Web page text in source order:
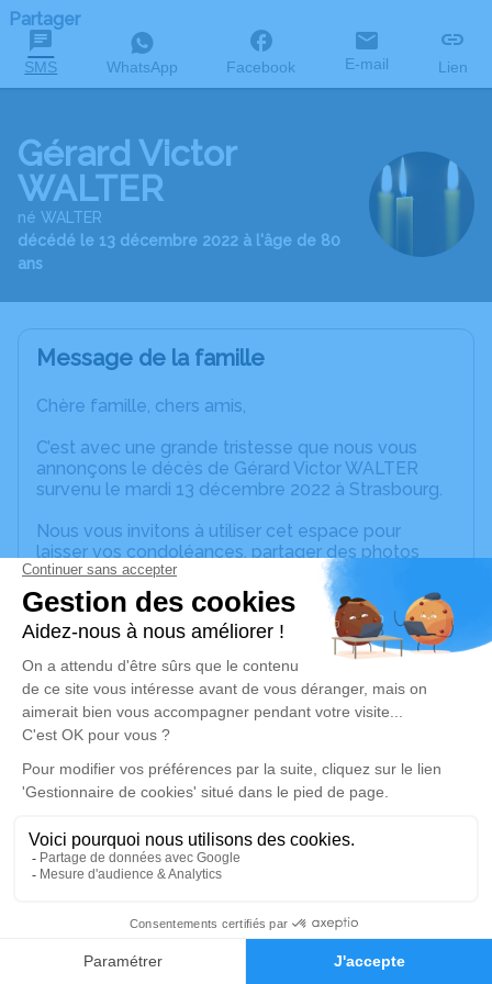
Faire-part Hommages
Partager
SMS WhatsApp Facebook E-mail Lien
Gérard Victor
WALTER
né WALTER
décédé le 13 décembre 2022 à l'âge de 80
ans
Message de la famille
Chère famille, chers amis,
C’est avec une grande tristesse que nous vous
annonçons le décès de Gérard Victor WALTER
survenu le mardi 13 décembre 2022 à Strasbourg.
Nous vous invitons à utiliser cet espace pour
laisser vos condoléances, partager des photos
souvenirs, une anecdote ou exprimer vos pensées
à travers des poèmes ou des textes. Cet endroit
est un lieu d'expression dédié à honorer la
mémoire de Gérard Victor WALTER.
Un service de plantation d’arbre hommage est
disponible ici.
Cérémonie religieuse
lundi 19 décembre 2022 à 13h00
Pôle Funéraire de Strasbourg
67000 Strasbourg